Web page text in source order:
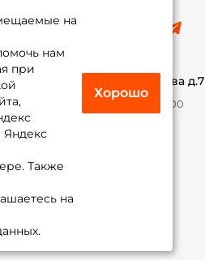
на
нам
при
Яндекс
Также
на
Хорошо
8 (495) 532-77-88
ул. Плеханова д.7
Ежедневно 10:00 до 20:00